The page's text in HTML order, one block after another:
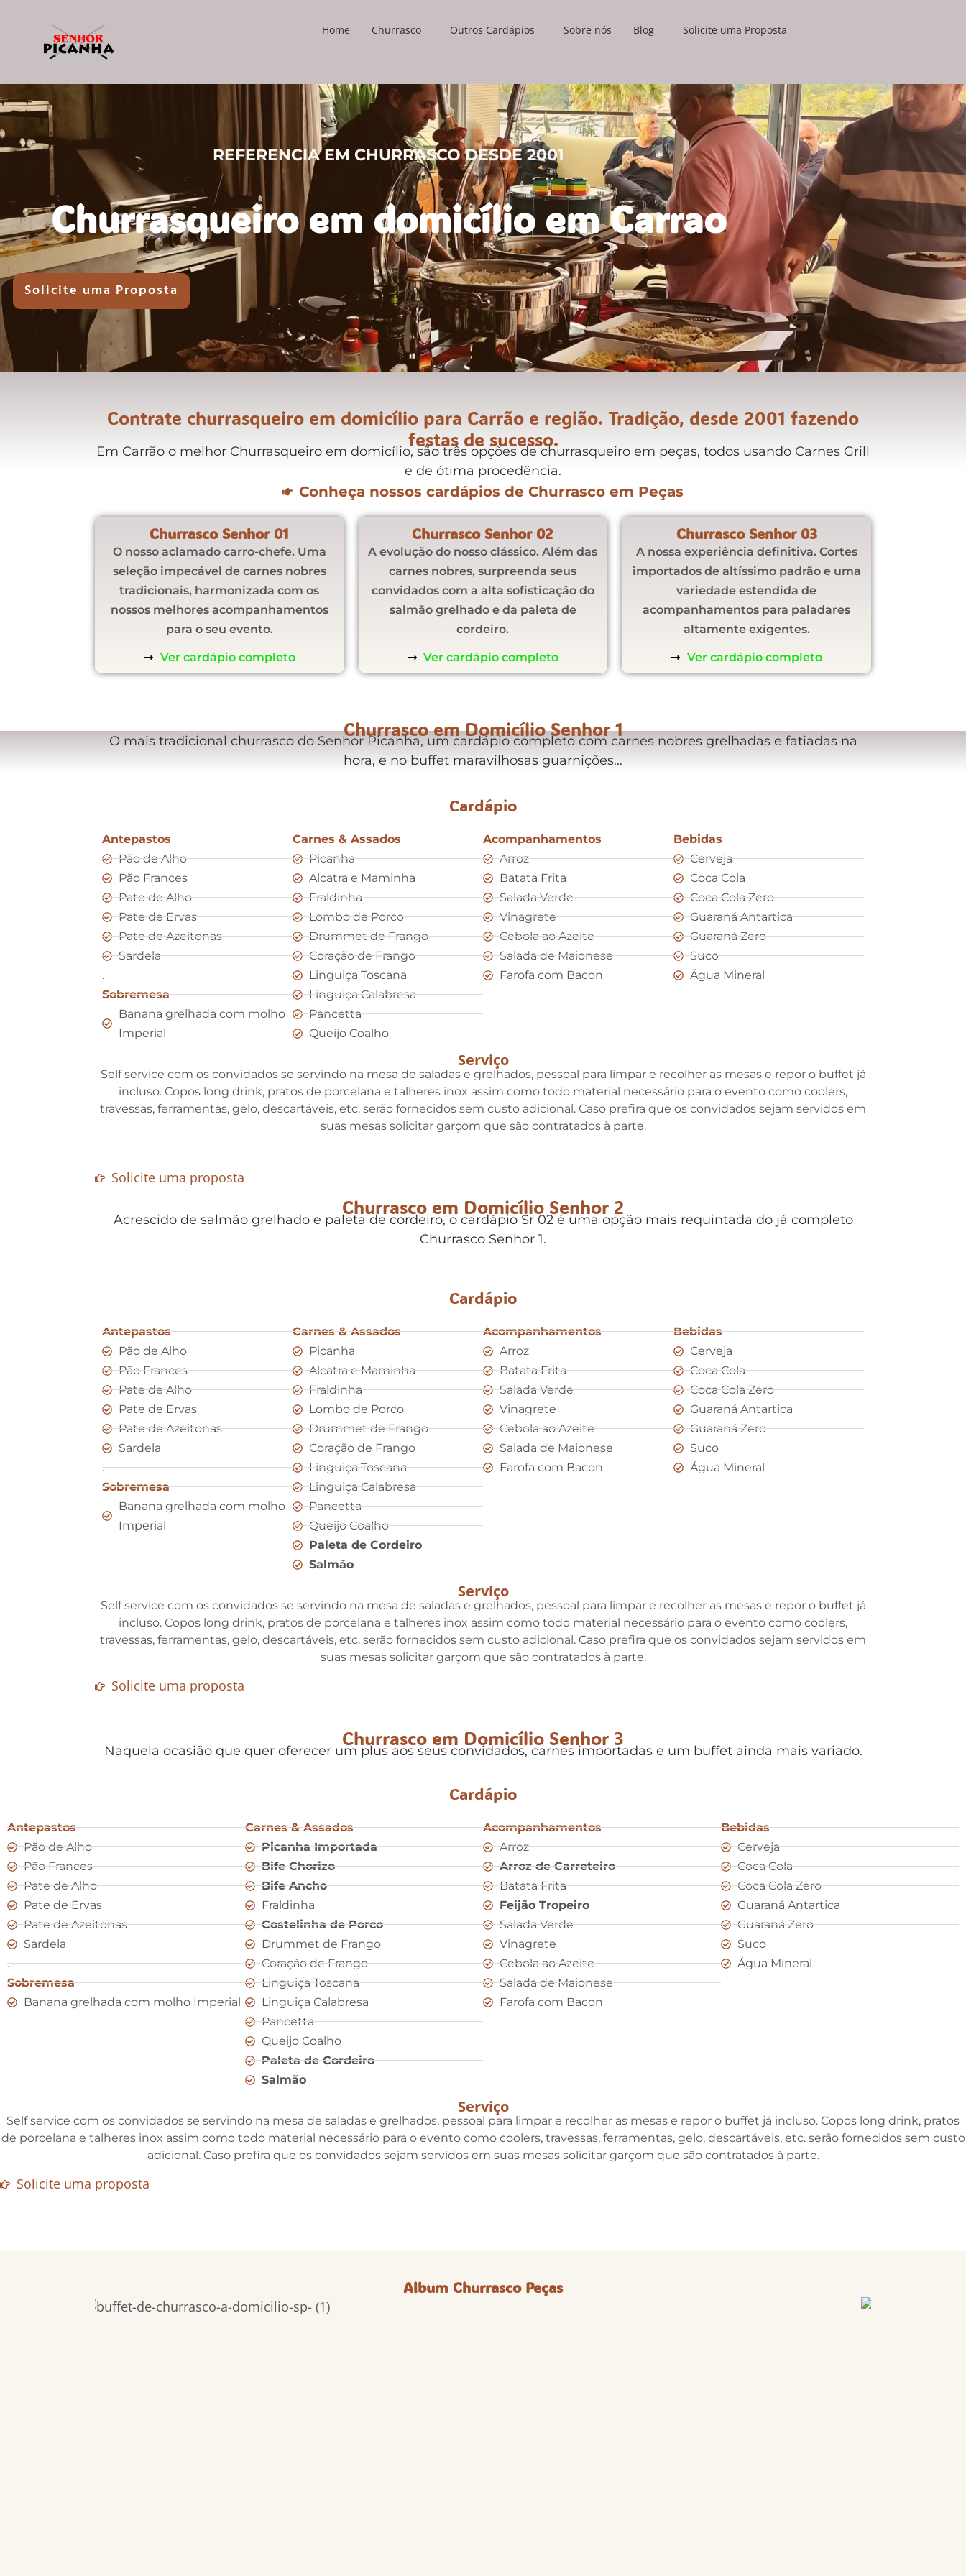
Home Churrasco Outros Cardápios Sobre nós Blog Solicite uma Proposta
REFERENCIA EM CHURRASCO DESDE 2001
Churrasqueiro em domicílio em Carrao
Solicite uma Proposta
Contrate churrasqueiro em domicílio para Carrão e região. Tradição, desde 2001 fazendo
festas de sucesso.
Em Carrão o melhor Churrasqueiro em domicílio, são três opções de churrasqueiro em peças, todos usando Carnes Grill
e de ótima procedência.
Conheça nossos cardápios de Churrasco em Peças
Churrasco Senhor 01
O nosso aclamado carro-chefe. Uma
seleção impecável de carnes nobres
tradicionais, harmonizada com os
nossos melhores acompanhamentos
para o seu evento.
Ver cardápio completo
Churrasco Senhor 02
A evolução do nosso clássico. Além das
carnes nobres, surpreenda seus
convidados com a alta sofisticação do
salmão grelhado e da paleta de
cordeiro.
Ver cardápio completo
Churrasco Senhor 03
A nossa experiência definitiva. Cortes
importados de altíssimo padrão e uma
variedade estendida de
acompanhamentos para paladares
altamente exigentes.
Ver cardápio completo
Churrasco em Domicílio Senhor 1
O mais tradicional churrasco do Senhor Picanha, um cardápio completo com carnes nobres grelhadas e fatiadas na
hora, e no buffet maravilhosas guarnições…
Cardápio
Antepastos
Pão de Alho
Pão Frances
Pate de Alho
Pate de Ervas
Pate de Azeitonas
Sardela
.
Sobremesa
Banana grelhada com molho
Imperial
Carnes & Assados
Picanha
Alcatra e Maminha
Fraldinha
Lombo de Porco
Drummet de Frango
Coração de Frango
Linguiça Toscana
Linguiça Calabresa
Pancetta
Queijo Coalho
Acompanhamentos
Arroz
Batata Frita
Salada Verde
Vinagrete
Cebola ao Azeite
Salada de Maionese
Farofa com Bacon
Bebidas
Cerveja
Coca Cola
Coca Cola Zero
Guaraná Antartica
Guaraná Zero
Suco
Água Mineral
Serviço
Self service com os convidados se servindo na mesa de saladas e grelhados, pessoal para limpar e recolher as mesas e repor o buffet já
incluso. Copos long drink, pratos de porcelana e talheres inox assim como todo material necessário para o evento como coolers,
travessas, ferramentas, gelo, descartáveis, etc. serão fornecidos sem custo adicional. Caso prefira que os convidados sejam servidos em
suas mesas solicitar garçom que são contratados à parte.
Solicite uma proposta
Churrasco em Domicílio Senhor 2
Acrescido de salmão grelhado e paleta de cordeiro, o cardápio Sr 02 é uma opção mais requintada do já completo
Churrasco Senhor 1.
Cardápio
Antepastos
Pão de Alho
Pão Frances
Pate de Alho
Pate de Ervas
Pate de Azeitonas
Sardela
.
Sobremesa
Banana grelhada com molho
Imperial
Carnes & Assados
Picanha
Alcatra e Maminha
Fraldinha
Lombo de Porco
Drummet de Frango
Coração de Frango
Linguiça Toscana
Linguiça Calabresa
Pancetta
Queijo Coalho
Paleta de Cordeiro
Salmão
Acompanhamentos
Arroz
Batata Frita
Salada Verde
Vinagrete
Cebola ao Azeite
Salada de Maionese
Farofa com Bacon
Bebidas
Cerveja
Coca Cola
Coca Cola Zero
Guaraná Antartica
Guaraná Zero
Suco
Água Mineral
Serviço
Self service com os convidados se servindo na mesa de saladas e grelhados, pessoal para limpar e recolher as mesas e repor o buffet já
incluso. Copos long drink, pratos de porcelana e talheres inox assim como todo material necessário para o evento como coolers,
travessas, ferramentas, gelo, descartáveis, etc. serão fornecidos sem custo adicional. Caso prefira que os convidados sejam servidos em
suas mesas solicitar garçom que são contratados à parte.
Solicite uma proposta
Churrasco em Domicílio Senhor 3
Naquela ocasião que quer oferecer um plus aos seus convidados, carnes importadas e um buffet ainda mais variado.
Cardápio
Antepastos
Pão de Alho
Pão Frances
Pate de Alho
Pate de Ervas
Pate de Azeitonas
Sardela
.
Sobremesa
Banana grelhada com molho Imperial
Carnes & Assados
Picanha Importada
Bife Chorizo
Bife Ancho
Fraldinha
Costelinha de Porco
Drummet de Frango
Coração de Frango
Linguiça Toscana
Linguiça Calabresa
Pancetta
Queijo Coalho
Paleta de Cordeiro
Salmão
Acompanhamentos
Arroz
Arroz de Carreteiro
Batata Frita
Feijão Tropeiro
Salada Verde
Vinagrete
Cebola ao Azeite
Salada de Maionese
Farofa com Bacon
Bebidas
Cerveja
Coca Cola
Coca Cola Zero
Guaraná Antartica
Guaraná Zero
Suco
Água Mineral
Serviço
Self service com os convidados se servindo na mesa de saladas e grelhados, pessoal para limpar e recolher as mesas e repor o buffet já incluso. Copos long drink, pratos
de porcelana e talheres inox assim como todo material necessário para o evento como coolers, travessas, ferramentas, gelo, descartáveis, etc. serão fornecidos sem custo
adicional. Caso prefira que os convidados sejam servidos em suas mesas solicitar garçom que são contratados à parte.
Solicite uma proposta
Album Churrasco Peças